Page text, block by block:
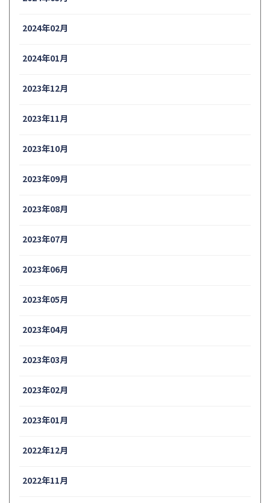
2024年02月
2024年01月
2023年12月
2023年11月
2023年10月
2023年09月
2023年08月
2023年07月
2023年06月
2023年05月
2023年04月
2023年03月
2023年02月
2023年01月
2022年12月
2022年11月